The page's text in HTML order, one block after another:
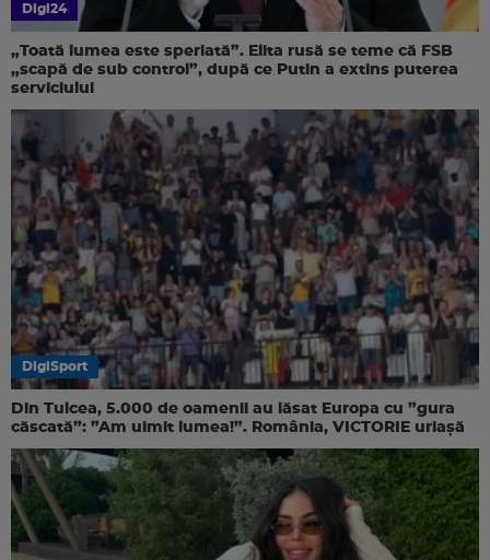
Digi24
„Toată lumea este speriată”. Elita rusă se teme că FSB
„scapă de sub control”, după ce Putin a extins puterea
serviciului
DigiSport
Din Tulcea, 5.000 de oamenii au lăsat Europa cu ”gura
căscată”: ”Am uimit lumea!”. România, VICTORIE uriașă